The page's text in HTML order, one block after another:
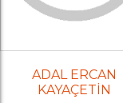
ADAL ERCAN
KAYAÇETİN